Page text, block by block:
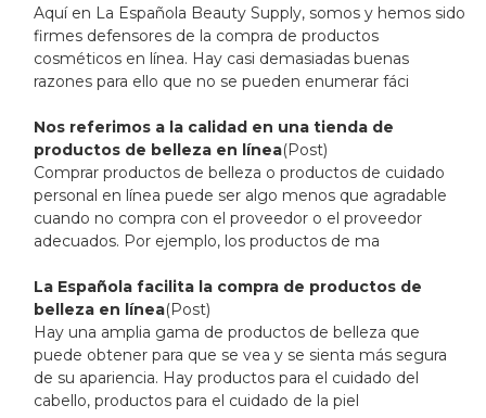
Aquí en La Española Beauty Supply, somos y hemos sido
firmes defensores de la compra de productos
cosméticos en línea. Hay casi demasiadas buenas
razones para ello que no se pueden enumerar fáci
Nos referimos a la calidad en una tienda de
productos de belleza en línea(Post)
Comprar productos de belleza o productos de cuidado
personal en línea puede ser algo menos que agradable
cuando no compra con el proveedor o el proveedor
adecuados. Por ejemplo, los productos de ma
La Española facilita la compra de productos de
belleza en línea(Post)
Hay una amplia gama de productos de belleza que
puede obtener para que se vea y se sienta más segura
de su apariencia. Hay productos para el cuidado del
cabello, productos para el cuidado de la piel